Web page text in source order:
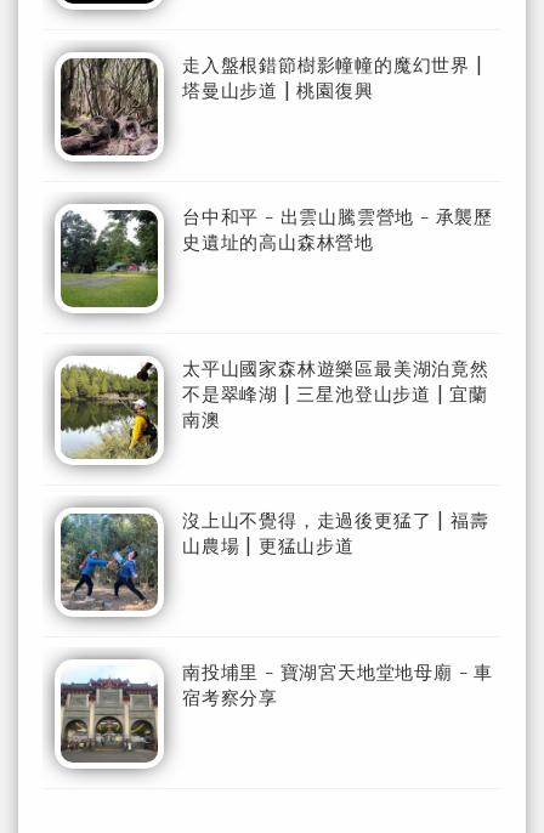
走入盤根錯節樹影幢幢的魔幻世界 |
塔曼山步道 | 桃園復興
台中和平 - 出雲山騰雲營地 - 承襲歷
史遺址的高山森林營地
太平山國家森林遊樂區最美湖泊竟然
不是翠峰湖 | 三星池登山步道 | 宜蘭
南澳
沒上山不覺得，走過後更猛了 | 福壽
山農場 | 更猛山步道
南投埔里 - 寶湖宮天地堂地母廟 - 車
宿考察分享